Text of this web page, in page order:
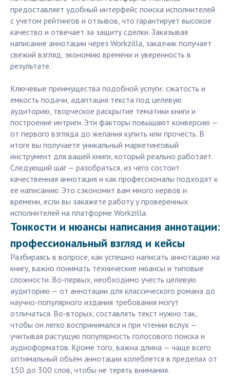
предоставляет удобный интерфейс поиска исполнителей
с учетом рейтингов и отзывов, что гарантирует высокое
качество и отвечает за защиту сделки. Заказывая
написание аннотации через Workzilla, заказчик получает
свежий взгляд, экономию времени и уверенность в
результате.
Ключевые преимущества подобной услуги: сжатость и
емкость подачи, адаптация текста под целевую
аудиторию, творческое раскрытие тематики книги и
построение интриги. Эти факторы повышают конверсию —
от первого взгляда до желания купить или прочесть. В
итоге вы получаете уникальный маркетинговый
инструмент для вашей книги, который реально работает.
Следующий шаг — разобраться, из чего состоит
качественная аннотация и как профессионалы подходят к
ее написанию. Это сэкономит вам много нервов и
времени, если вы закажете работу у проверенных
исполнителей на платформе Workzilla.
Тонкости и нюансы написания аннотации:
профессиональный взгляд и кейсы
Разбираясь в вопросе, как успешно написать аннотацию на
книгу, важно понимать технические нюансы и типовые
сложности. Во-первых, необходимо учесть целевую
аудиторию — от аннотации для классического романа до
научно-популярного издания требования могут
отличаться. Во-вторых, составлять текст нужно так,
чтобы он легко воспринимался и при чтении вслух —
учитывая растущую популярность голосового поиска и
аудиоформатов. Кроме того, важна длина — чаще всего
оптимальный объём аннотации колеблется в пределах от
150 до 300 слов, чтобы не терять внимания.